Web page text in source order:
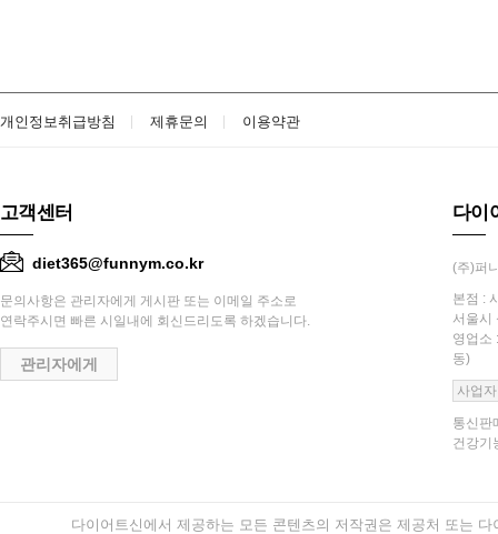
개인정보취급방침 제휴문의 이용약관
고객센터
diet365@funnym.co.kr
문의사항은 관리자에게 게시판 또는 이메일 주소로
연락주시면 빠른 시일내에 회신드리도록 하겠습니다.
관리자에게
다이
(주)퍼
본점 :
서울시
영업소
동)
사업
통신판
건강기
다이어트신에서 제공하는 모든 콘텐츠의 저작권은 제공처 또는